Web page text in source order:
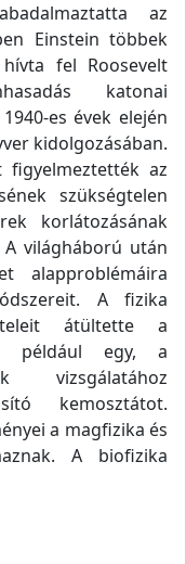
az
Einstein többek
fel Roosevelt
katonai
es évek elején
kidolgozásában.
figyelmeztették az
szükségtelen
korlátozásának
világháború után
alapproblémáira
A fizika
átültette a
például egy, a
vizsgálatához
kemosztátot.
a magfizika és
A biofizika